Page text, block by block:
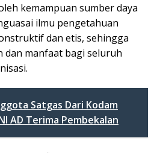
kemampuan sumber daya
ilmu pengetahuan
dan etis, sehingga
dan manfaat bagi seluruh
Satgas Dari Kodam
AD Terima Pembekalan